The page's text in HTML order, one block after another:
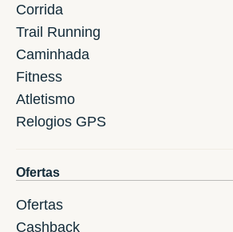
Corrida
Trail Running
Caminhada
Fitness
Atletismo
Relogios GPS
Ofertas
Ofertas
Cashback